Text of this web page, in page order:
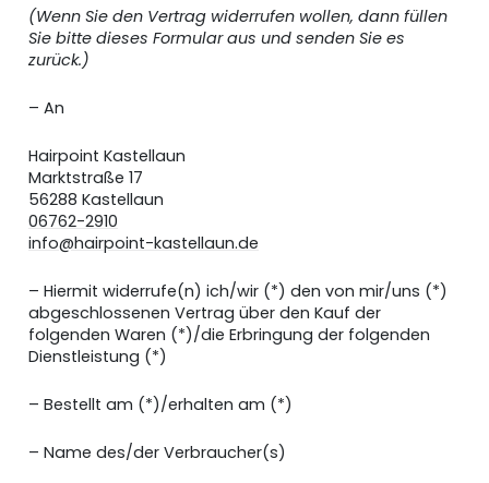
(Wenn Sie den Vertrag widerrufen wollen, dann füllen
Sie bitte dieses Formular aus und senden Sie es
zurück.)
– An
Hairpoint Kastellaun
Marktstraße 17
56288 Kastellaun
06762-2910
info@hairpoint-kastellaun.de
– Hiermit widerrufe(n) ich/wir (*) den von mir/uns (*)
abgeschlossenen Vertrag über den Kauf der
folgenden Waren (*)/die Erbringung der folgenden
Dienstleistung (*)
– Bestellt am (*)/erhalten am (*)
– Name des/der Verbraucher(s)